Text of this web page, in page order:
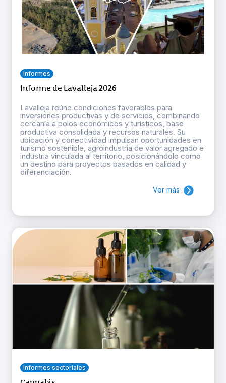
Informes
Informe de Lavalleja 2026
Lavalleja reúne condiciones favorables para
inversiones productivas y de servicios, combinando
cercanía a polos económicos y turísticos, base
productiva consolidada y recursos naturales. Su
ubicación y conectividad impulsan oportunidades en
turismo sostenible, agroindustria de valor agregado e
industria vinculada al territorio, posicionándolo como
un destino para proyectos basados en calidad y
diferenciación.
Ver más
Informes sectoriales